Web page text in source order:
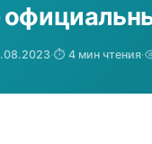
·⏱️ 4 мин чтения·